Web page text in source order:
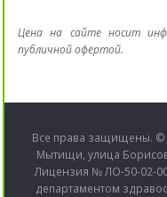
Цена на сайте носит
публичной офертой.
Все права защищены. ©
Мытищи, улица
Лицензия № ЛО-50-02-
департаментом